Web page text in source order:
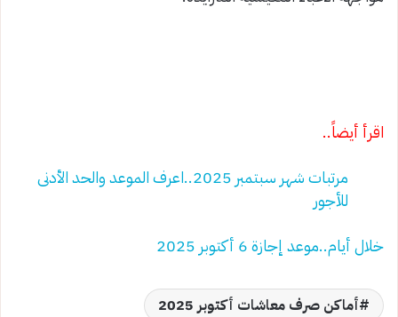
اقرأ أيضاً..
مرتبات شهر سبتمبر 2025..اعرف الموعد والحد الأدنى
للأجور
خلال أيام..موعد إجازة 6 أكتوبر 2025
أماكن صرف معاشات أكتوبر 2025